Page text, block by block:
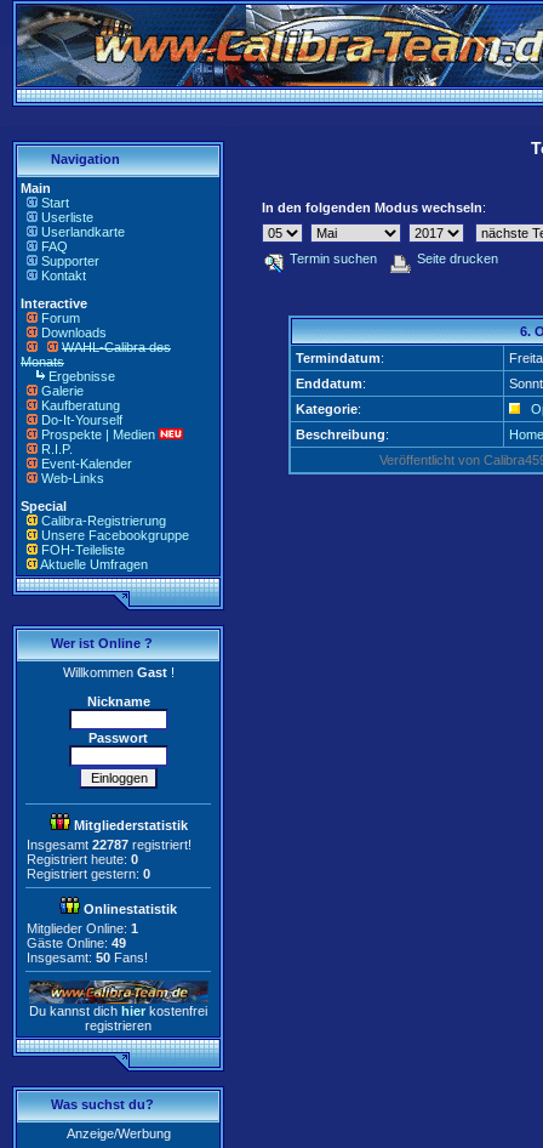
Navigation
Main
Start
Userliste
Userlandkarte
FAQ
Supporter
Kontakt
Interactive
Forum
Downloads
WAHL-Calibra des
Monats
Ergebnisse
Galerie
Kaufberatung
Do-It-Yourself
Prospekte | Medien
R.I.P.
Event-Kalender
Web-Links
Special
Calibra-Registrierung
Unsere Facebookgruppe
FOH-Teileliste
Aktuelle Umfragen
Wer ist Online ?
WillkommenGast!
Nickname
Passwort
Mitgliederstatistik
Insgesamt 22787 registriert!
Registriert heute: 0
Registriert gestern: 0
Onlinestatistik
Mitglieder Online: 1
Gäste Online: 49
Insgesamt: 50 Fans!
Du kannst dich hier kostenfrei
registrieren
Was suchst du?
Anzeige/Werbung
In den folgenden Modus wechseln:
Termin suchen Seite drucken
6.
Termindatum:
Enddatum:
Kategorie:
Beschreibung:
Veröffentlicht von